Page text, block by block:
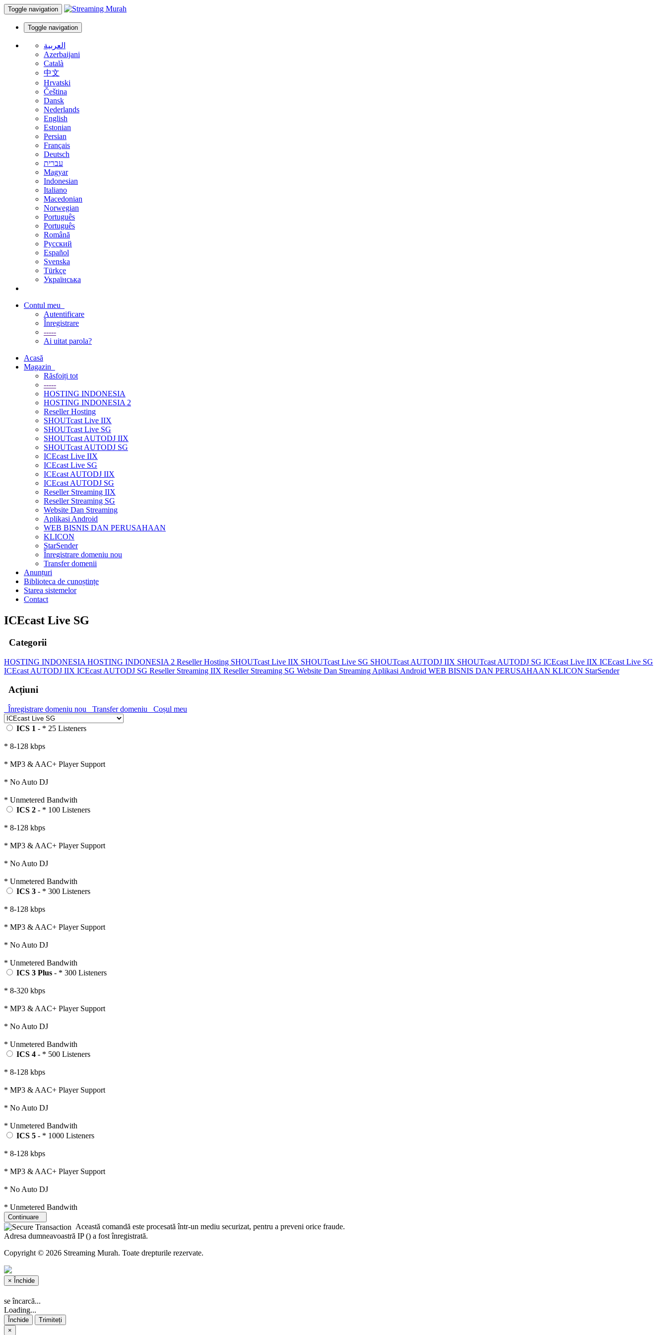
Toggle navigation
Toggle navigation
العربية
Azerbaijani
Català
中文
Hrvatski
Čeština
Dansk
Nederlands
English
Estonian
Persian
Français
Deutsch
עברית
Magyar
Indonesian
Italiano
Macedonian
Norwegian
Português
Português
Română
Русский
Español
Svenska
Türkçe
Українська
Contul meu
Autentificare
Înregistrare
-----
Ai uitat parola?
Acasă
Magazin
Răsfoiți tot
-----
HOSTING INDONESIA
HOSTING INDONESIA 2
Reseller Hosting
SHOUTcast Live IIX
SHOUTcast Live SG
SHOUTcast AUTODJ IIX
SHOUTcast AUTODJ SG
ICEcast Live IIX
ICEcast Live SG
ICEcast AUTODJ IIX
ICEcast AUTODJ SG
Reseller Streaming IIX
Reseller Streaming SG
Website Dan Streaming
Aplikasi Android
WEB BISNIS DAN PERUSAHAAN
KLICON
StarSender
Înregistrare domeniu nou
Transfer domenii
Anunțuri
Biblioteca de cunoștințe
Starea sistemelor
Contact
ICEcast Live SG
Categorii
HOSTING INDONESIA HOSTING INDONESIA 2 Reseller Hosting SHOUTcast Live IIX SHOUTcast Live SG SHOUTcast AUTODJ IIX SHOUTcast AUTODJ SG ICEcast Live IIX ICEcast Live SG
ICEcast AUTODJ IIX ICEcast AUTODJ SG Reseller Streaming IIX Reseller Streaming SG Website Dan Streaming Aplikasi Android WEB BISNIS DAN PERUSAHAAN KLICON StarSender
Acțiuni
Înregistrare domeniu nou Transfer domeniu Coșul meu
ICS 1 - * 25 Listeners
* 8-128 kbps
* MP3 & AAC+ Player Support
* No Auto DJ
* Unmetered Bandwith
ICS 2 - * 100 Listeners
* 8-128 kbps
* MP3 & AAC+ Player Support
* No Auto DJ
* Unmetered Bandwith
ICS 3 - * 300 Listeners
* 8-128 kbps
* MP3 & AAC+ Player Support
* No Auto DJ
* Unmetered Bandwith
ICS 3 Plus - * 300 Listeners
* 8-320 kbps
* MP3 & AAC+ Player Support
* No Auto DJ
* Unmetered Bandwith
ICS 4 - * 500 Listeners
* 8-128 kbps
* MP3 & AAC+ Player Support
* No Auto DJ
* Unmetered Bandwith
ICS 5 - * 1000 Listeners
* 8-128 kbps
* MP3 & AAC+ Player Support
* No Auto DJ
* Unmetered Bandwith
Continuare
Această comandă este procesată într-un mediu securizat, pentru a preveni orice fraude.
Adresa dumneavoastră IP () a fost înregistrată.
Copyright © 2026 Streaming Murah. Toate drepturile rezervate.
× Închide
se încarcă...
Loading...
Închide
Trimiteți
×